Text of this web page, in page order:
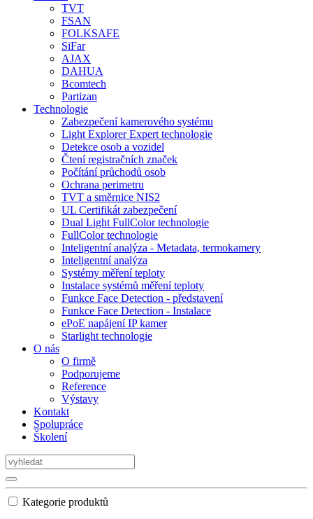
TVT
FSAN
FOLKSAFE
SiFar
AJAX
DAHUA
Bcomtech
Partizan
Technologie
Zabezpečení kamerového systému
Light Explorer Expert technologie
Detekce osob a vozidel
Čtení registračních značek
Počítání průchodů osob
Ochrana perimetru
TVT a směrnice NIS2
UL Certifikát zabezpečení
Dual Light FullColor technologie
FullColor technologie
Inteligentní analýza - Metadata, termokamery
Inteligentní analýza
Systémy měření teploty
Instalace systémů měření teploty
Funkce Face Detection - představení
Funkce Face Detection - Instalace
ePoE napájení IP kamer
Starlight technologie
O nás
O firmě
Podporujeme
Reference
Výstavy
Kontakt
Spolupráce
Školení
Kategorie produktů